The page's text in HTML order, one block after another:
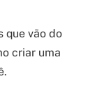
que vão do
criar uma